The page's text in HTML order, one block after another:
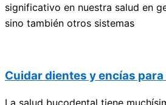
significativo en nuestra salud en
sino también otros sistemas
Cuidar dientes y encías